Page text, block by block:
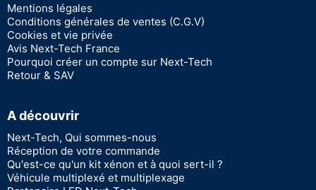
Mentions légales
Conditions générales de ventes (C.G.V)
Cookies et vie privée
Avis Next-Tech France
Pourquoi créer un compte sur Next-Tech
Retour & SAV
A découvrir
Next-Tech, Qui sommes-nous
Réception de votre commande
Qu'est-ce qu'un kit xénon et à quoi sert-il ?
Véhicule multiplexé et multiplexage